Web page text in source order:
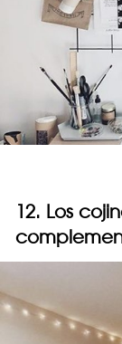
12. Los